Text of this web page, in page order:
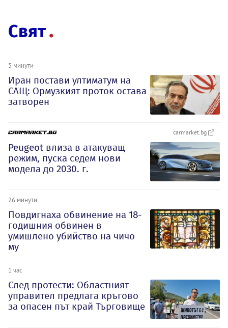
Свят
5 минути
Иран постави ултиматум на
САЩ: Ормузкият проток остава
затворен
carmarket.bg
Peugeot влиза в атакуващ
режим, пуска седем нови
модела до 2030. г.
26 минути
Повдигнаха обвинение на 18-
годишния обвинен в
умишлено убийство на чичо
му
1 час
След протести: Областният
управител предлага кръгово
за опасен път край Търговище